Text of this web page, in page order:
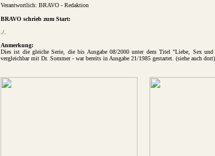
Verantwortlich: BRAVO - Redaktion
BRAVO schrieb zum Start:
./.
Anmerkung:
Dies ist die gleiche Serie, die bis Ausgabe 08/2000 unter dem Titel "Liebe, Sex
vergleichbar mit Dr. Sommer - war bereits in Ausgabe 21/1985 gestartet. (siehe auch dort)